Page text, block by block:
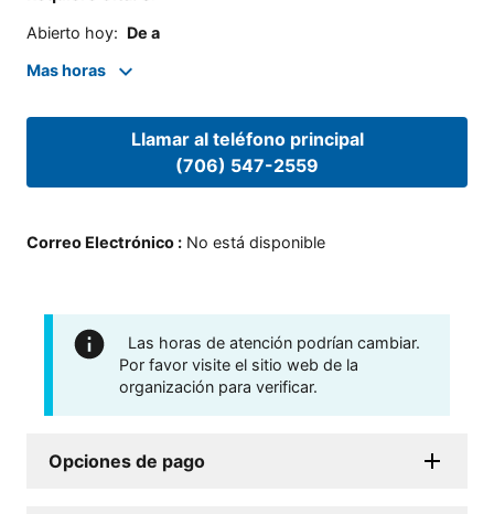
Abierto hoy: De a
Mas horas
Llamar al teléfono principal
(706) 547-2559
Correo Electrónico : No está disponible
Las horas de atención podrían cambiar.
Por favor visite el sitio web de la
organización para verificar.
Opciones de pago